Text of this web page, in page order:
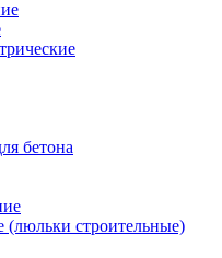
бетона
строительные)